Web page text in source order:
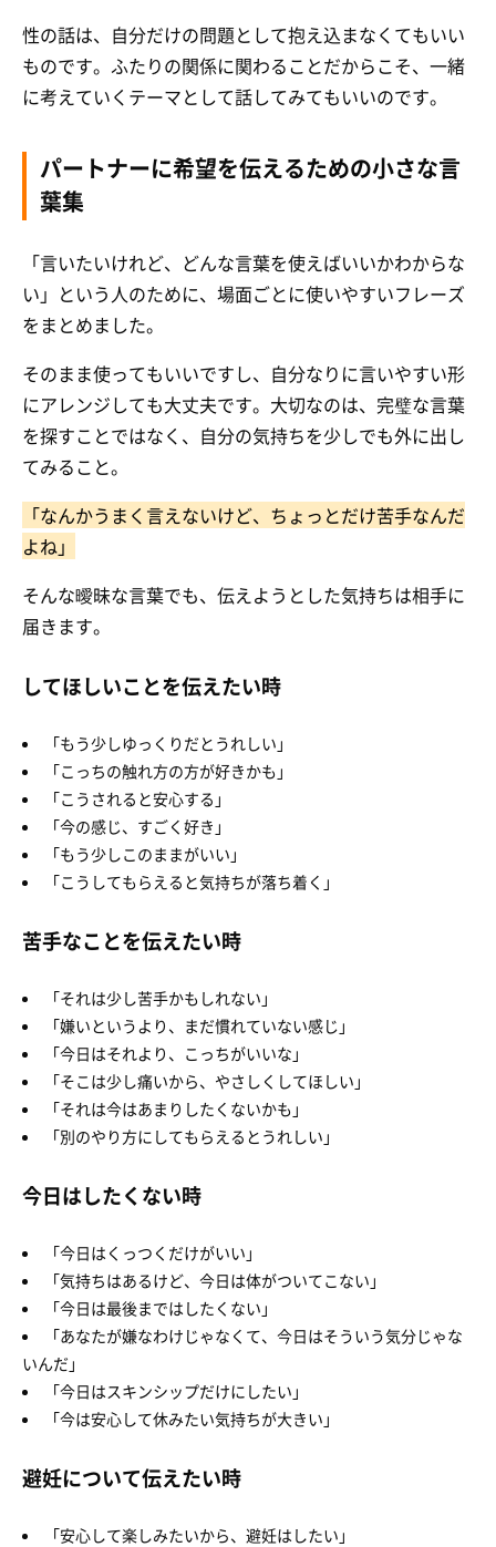
性の話は、自分だけの問題として抱え込まなくてもいい
ものです。ふたりの関係に関わることだからこそ、一緒
に考えていくテーマとして話してみてもいいのです。
パートナーに希望を伝えるための小さな言
葉集
「言いたいけれど、どんな言葉を使えばいいかわからな
い」という人のために、場面ごとに使いやすいフレーズ
をまとめました。
そのまま使ってもいいですし、自分なりに言いやすい形
にアレンジしても大丈夫です。大切なのは、完璧な言葉
を探すことではなく、自分の気持ちを少しでも外に出し
てみること。
「なんかうまく言えないけど、ちょっとだけ苦手なんだ
よね」
そんな曖昧な言葉でも、伝えようとした気持ちは相手に
届きます。
してほしいことを伝えたい時
「もう少しゆっくりだとうれしい」
「こっちの触れ方の方が好きかも」
「こうされると安心する」
「今の感じ、すごく好き」
「もう少しこのままがいい」
「こうしてもらえると気持ちが落ち着く」
苦手なことを伝えたい時
「それは少し苦手かもしれない」
「嫌いというより、まだ慣れていない感じ」
「今日はそれより、こっちがいいな」
「そこは少し痛いから、やさしくしてほしい」
「それは今はあまりしたくないかも」
「別のやり方にしてもらえるとうれしい」
今日はしたくない時
「今日はくっつくだけがいい」
「気持ちはあるけど、今日は体がついてこない」
「今日は最後まではしたくない」
「あなたが嫌なわけじゃなくて、今日はそういう気分じゃな
いんだ」
「今日はスキンシップだけにしたい」
「今は安心して休みたい気持ちが大きい」
避妊について伝えたい時
「安心して楽しみたいから、避妊はしたい」